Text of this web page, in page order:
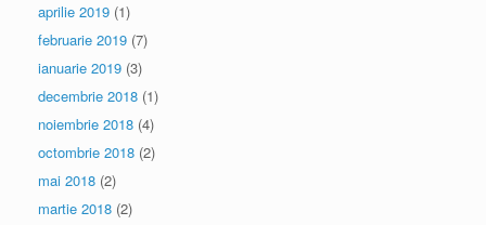
aprilie 2019 (1)
februarie 2019 (7)
ianuarie 2019 (3)
decembrie 2018 (1)
noiembrie 2018 (4)
octombrie 2018 (2)
mai 2018 (2)
martie 2018 (2)